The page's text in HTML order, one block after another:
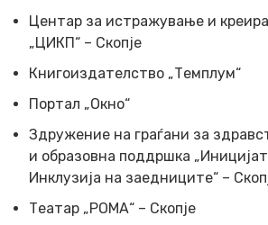
Центар за истражување и
„ЦИКП“ – Скопје
Книгоиздателство „Темплум“
Портал „Окно“
Здружение на граѓани за
и образовна поддршка
Инклузија на заедниците“ –
Театар „РОМА“ – Скопје